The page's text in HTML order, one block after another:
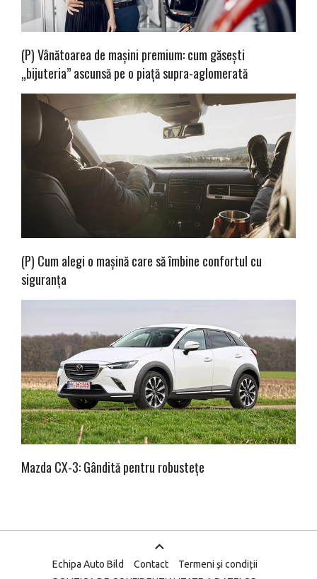
(P) Vânătoarea de mașini premium: cum găsești
„bijuteria” ascunsă pe o piață supra-aglomerată
(P) Cum alegi o mașină care să îmbine confortul cu
siguranța
Mazda CX-3: Gândită pentru robustețe
Echipa Auto Bild Contact
Termeni și condiții